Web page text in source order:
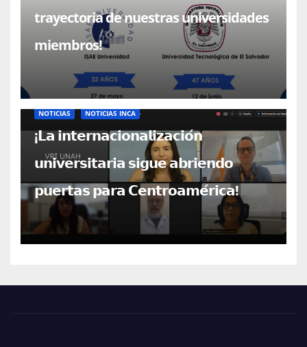
trayectoria de nuestras universidades
miembros!
NOTICIAS NOTICIAS INCA
¡𝗟𝗮 𝗶𝗻𝘁𝗲𝗿𝗻𝗮𝗰𝗶𝗼𝗻𝗮𝗹𝗶𝘇𝗮𝗰𝗶𝗼́𝗻
𝘂𝗻𝗶𝘃𝗲𝗿𝘀𝗶𝘁𝗮𝗿𝗶𝗮 𝘀𝗶𝗴𝘂𝗲 𝗮𝗯𝗿𝗶𝗲𝗻𝗱𝗼
𝗽𝘂𝗲𝗿𝘁𝗮𝘀 𝗽𝗮𝗿𝗮 𝗖𝗲𝗻𝘁𝗿𝗼𝗮𝗺𝗲́𝗿𝗶𝗰𝗮!